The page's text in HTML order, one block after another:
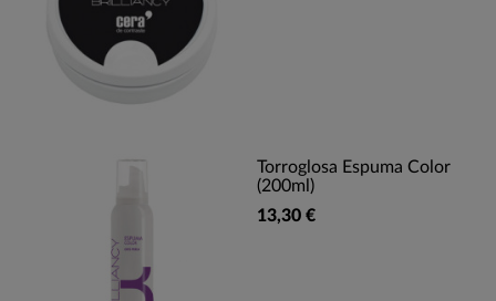
Torroglosa Espuma Color
(200ml)
13,30 €